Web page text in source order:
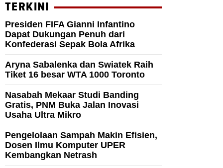
TERKINI
Presiden FIFA Gianni Infantino
Dapat Dukungan Penuh dari
Konfederasi Sepak Bola Afrika
Aryna Sabalenka dan Swiatek Raih
Tiket 16 besar WTA 1000 Toronto
Nasabah Mekaar Studi Banding
Gratis, PNM Buka Jalan Inovasi
Usaha Ultra Mikro
Pengelolaan Sampah Makin Efisien,
Dosen Ilmu Komputer UPER
Kembangkan Netrash